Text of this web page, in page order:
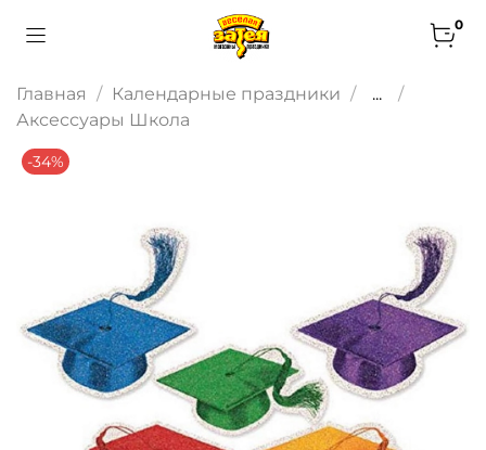
0
Главная Календарные праздники
...
Аксессуары Школа
-34%